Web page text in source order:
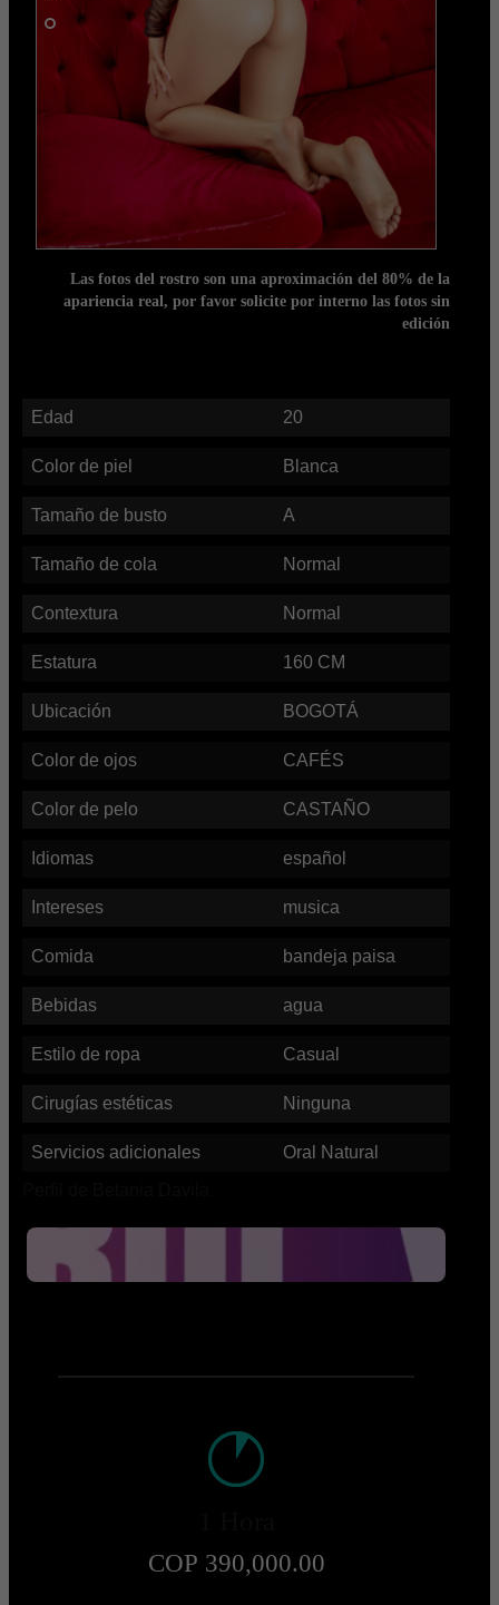
Las fotos del rostro son una aproximación del 80% de la
apariencia real, por favor solicite por interno las fotos sin
edición
Edad 20
Color de piel Blanca
Tamaño de busto A
Tamaño de cola Normal
Contextura Normal
Estatura 160 CM
Ubicación BOGOTÁ
Color de ojos CAFÉS
Color de pelo CASTAÑO
Idiomas español
Intereses musica
Comida bandeja paisa
Bebidas agua
Estilo de ropa Casual
Cirugías estéticas Ninguna
Servicios adicionales Oral Natural
COP 390,000.00